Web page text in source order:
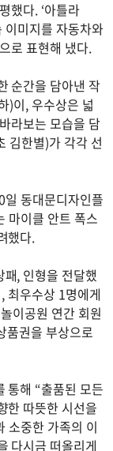
했다. ‘아틀라
이미지를 자동차와
로 표현해 냈다.
순간을 담아낸 작
)이, 우수상은 넓
라보는 모습을 담
김한별)가 각각 선
동대문디자인플
마이클 안트 폭스
했다.
, 인형을 전달했
최우수상 1명에게
이공원 연간 회원
품권을 부상으로
통해 “출품된 모든
한 따뜻한 시선을
소중한 가족의 이
다시금 떠올리게